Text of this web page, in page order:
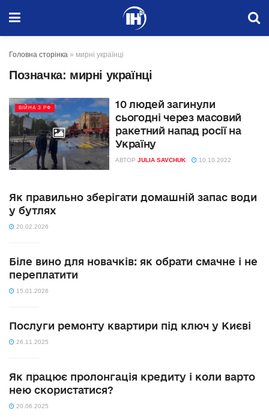
Головна сторінка » мирні українці
Позначка: мирні українці
ВІЙНА З РФ
10 людей загинули
сьогодні через масовий
ракетний напад росії на
Україну
АВТОР JULIA SAVCHUK 10.10.2022
Як правильно зберігати домашній запас води
у бутлях
20.02.2026
Біле вино для новачків: як обрати смачне і не
переплатити
15.01.2026
Послуги ремонту квартири під ключ у Києві
26.11.2025
Як працює пролонгація кредиту і коли варто
нею скористатися?
20.06.2025